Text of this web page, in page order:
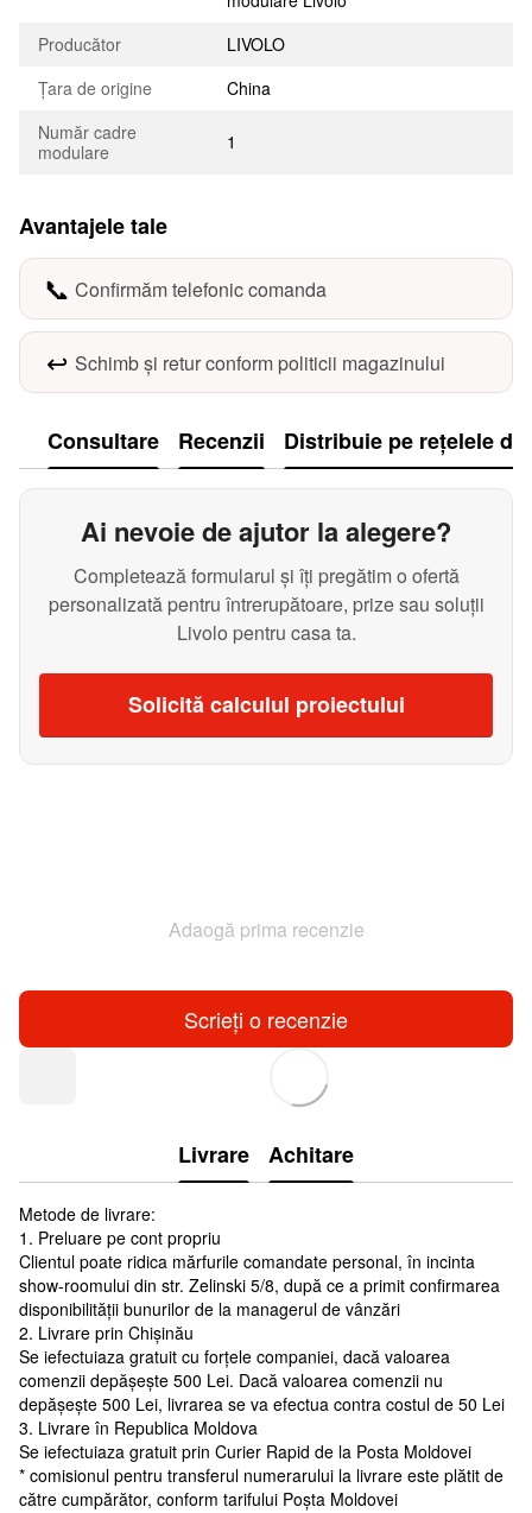
Producător
LIVOLO
Țara de origine
China
Număr cadre
modulare
1
Avantajele tale
📞 Confirmăm telefonic comanda
↩️ Schimb și retur conform politicii magazinului
Consultare Recenzii Distribuie pe rețelele
Ai nevoie de ajutor la alegere?
Completează formularul și îți pregătim o ofertă
personalizată pentru întrerupătoare, prize sau soluții
Livolo pentru casa ta.
Solicită calculul proiectului
Adaogă prima recenzie
Scrieți o recenzie
Livrare Achitare
Metode de livrare:
1. Preluare pe cont propriu
Clientul poate ridica mărfurile comandate personal, în incinta
show-roomului din str. Zelinski 5/8, după ce a primit confirmarea
disponibilității bunurilor de la managerul de vânzări
2. Livrare prin Chișinău
Se iefectuiaza gratuit cu forțele companiei, dacă valoarea
comenzii depășește 500 Lei. Dacă valoarea comenzii nu
depășește 500 Lei, livrarea se va efectua contra costul de 50 Lei
3. Livrare în Republica Moldova
Se iefectuiaza gratuit prin Curier Rapid de la Posta Moldovei
* comisionul pentru transferul numerarului la livrare este plătit de
către cumpărător, conform tarifului Poșta Moldovei